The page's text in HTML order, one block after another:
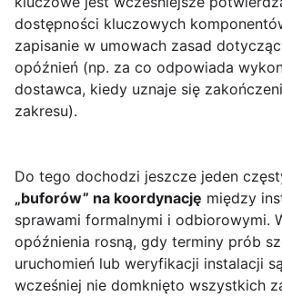
dostępności kluczowych
zapisanie w umowach zasad
opóźnień (np. za co odpowiada
dostawca, kiedy uznaje się
zakresu).
Do tego dochodzi jeszcze jeden
„buforów” na koordynację między
sprawami formalnymi i odbiorowymi.
opóźnienia rosną, gdy terminy prób
uruchomień lub weryfikacji instalacji
wcześniej nie domknięto wszystkich